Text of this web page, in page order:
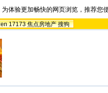
为体验更加畅快的网页浏览，推荐您
17173 焦点房地产 搜狗